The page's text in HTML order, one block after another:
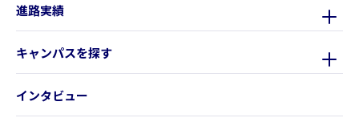
進路実績
キャンパスを探す
インタビュー